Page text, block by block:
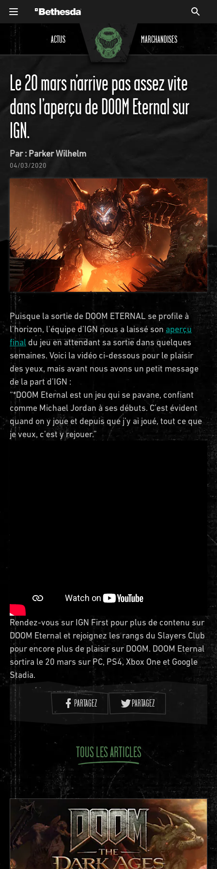
ACTUS MARCHANDISES
Le 20 mars n’arrive pas assez vite
dans l’aperçu de DOOM Eternal sur
IGN.
Par : Parker Wilhelm
04/03/2020
Puisque la sortie de DOOM ETERNAL se profile à
l’horizon, l'équipe d’IGN nous a laissé son aperçu
final du jeu en attendant sa sortie dans quelques
semaines. Voici la vidéo ci-dessous pour le plaisir
des yeux, mais avant nous avons un petit message
de la part d’IGN :
“*DOOM Eternal est un jeu qui se pavane, confiant
comme Michael Jordan à ses débuts. C’est évident
quand on y joue et depuis que j’y ai joué, tout ce que
je veux, c’est y rejouer.”
Rendez-vous sur IGN First pour plus de contenu sur
DOOM Eternal et rejoignez les rangs du Slayers Club
pour encore plus de plaisir sur DOOM. DOOM Eternal
sortira le 20 mars sur PC, PS4, Xbox One et Google
Stadia.
PARTAGEZ PARTAGEZ
TOUS LES ARTICLES